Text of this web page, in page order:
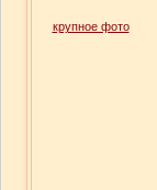
крупное фото